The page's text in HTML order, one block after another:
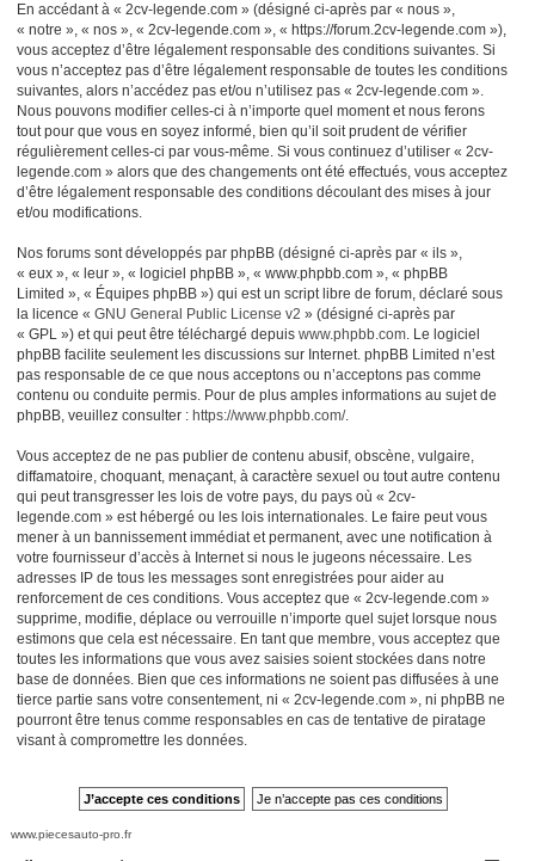
En accédant à « 2cv-legende.com » (désigné ci-après par « nous »,
« notre », « nos », « 2cv-legende.com », « https://forum.2cv-legende.com »),
vous acceptez d’être légalement responsable des conditions suivantes. Si
vous n’acceptez pas d’être légalement responsable de toutes les conditions
suivantes, alors n’accédez pas et/ou n’utilisez pas « 2cv-legende.com ».
Nous pouvons modifier celles-ci à n’importe quel moment et nous ferons
tout pour que vous en soyez informé, bien qu’il soit prudent de vérifier
régulièrement celles-ci par vous-même. Si vous continuez d’utiliser « 2cv-
legende.com » alors que des changements ont été effectués, vous acceptez
d’être légalement responsable des conditions découlant des mises à jour
et/ou modifications.
Nos forums sont développés par phpBB (désigné ci-après par « ils »,
« eux », « leur », « logiciel phpBB », « www.phpbb.com », « phpBB
Limited », « Équipes phpBB ») qui est un script libre de forum, déclaré sous
la licence « GNU General Public License v2 » (désigné ci-après par
« GPL ») et qui peut être téléchargé depuis www.phpbb.com. Le logiciel
phpBB facilite seulement les discussions sur Internet. phpBB Limited n’est
pas responsable de ce que nous acceptons ou n’acceptons pas comme
contenu ou conduite permis. Pour de plus amples informations au sujet de
phpBB, veuillez consulter : https://www.phpbb.com/.
Vous acceptez de ne pas publier de contenu abusif, obscène, vulgaire,
diffamatoire, choquant, menaçant, à caractère sexuel ou tout autre contenu
qui peut transgresser les lois de votre pays, du pays où « 2cv-
legende.com » est hébergé ou les lois internationales. Le faire peut vous
mener à un bannissement immédiat et permanent, avec une notification à
votre fournisseur d’accès à Internet si nous le jugeons nécessaire. Les
adresses IP de tous les messages sont enregistrées pour aider au
renforcement de ces conditions. Vous acceptez que « 2cv-legende.com »
supprime, modifie, déplace ou verrouille n’importe quel sujet lorsque nous
estimons que cela est nécessaire. En tant que membre, vous acceptez que
toutes les informations que vous avez saisies soient stockées dans notre
base de données. Bien que ces informations ne soient pas diffusées à une
tierce partie sans votre consentement, ni « 2cv-legende.com », ni phpBB ne
pourront être tenus comme responsables en cas de tentative de piratage
visant à compromettre les données.
www.piecesauto-pro.fr